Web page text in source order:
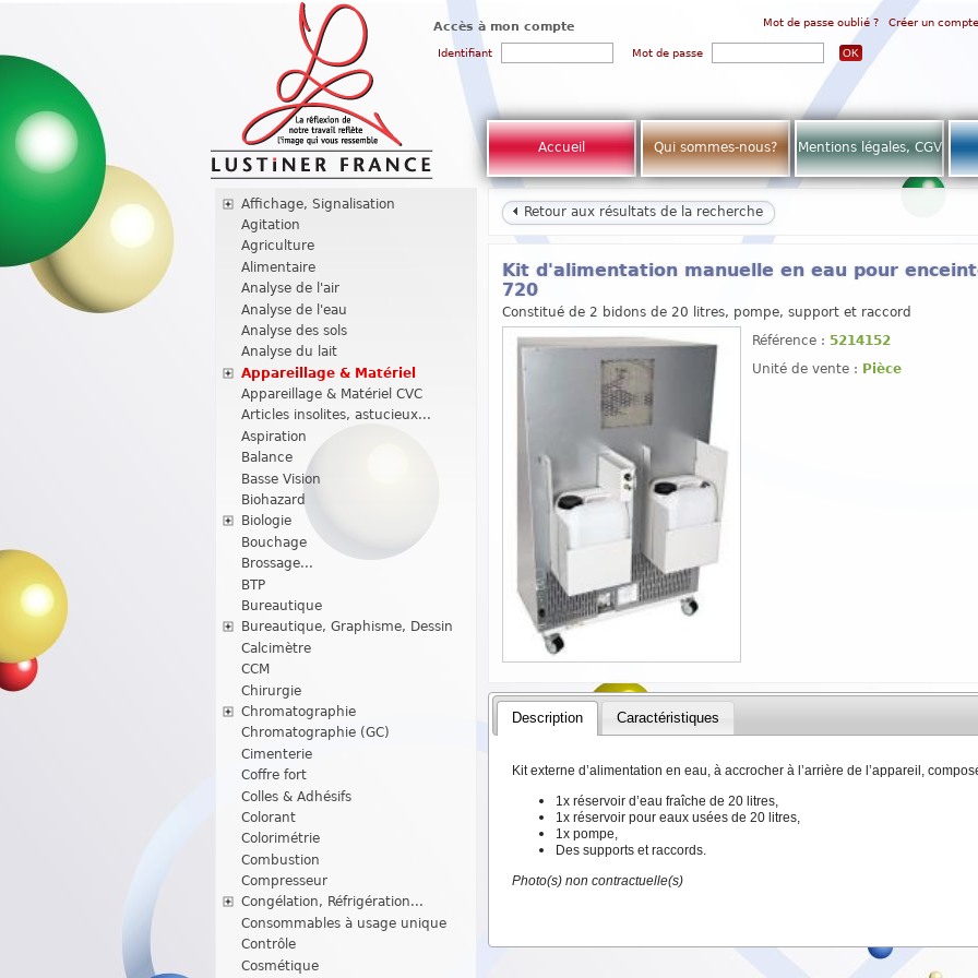
Accès à mon compte Mot de passe oublié ? Créer un compte
Identifiant Mot de passe
Accueil Qui sommes-nous? Mentions légales, CGV
Affichage, Signalisation
Agitation
Agriculture
Alimentaire
Analyse de l'air
Analyse de l'eau
Analyse des sols
Analyse du lait
Appareillage & Matériel
Appareillage & Matériel CVC
Articles insolites, astucieux...
Aspiration
Balance
Basse Vision
Biohazard
Biologie
Bouchage
Brossage...
BTP
Bureautique
Bureautique, Graphisme, Dessin
Calcimètre
CCM
Chirurgie
Chromatographie
Chromatographie (GC)
Cimenterie
Coffre fort
Colles & Adhésifs
Colorant
Colorimétrie
Combustion
Compresseur
Congélation, Réfrigération...
Consommables à usage unique
Contrôle
Cosmétique
Retour aux résultats de la recherche
Kit d'alimentation manuelle en eau pour
720
Constitué de 2 bidons de 20 litres, pompe, support et raccord
Référence : 5214152
Unité de vente : Pièce
Description Caractéristiques
Kit externe d’alimentation en eau, à accrocher à l’arrière de l’appareil,
1x réservoir d’eau fraîche de 20 litres,
1x réservoir pour eaux usées de 20 litres,
1x pompe,
Des supports et raccords.
Photo(s) non contractuelle(s)